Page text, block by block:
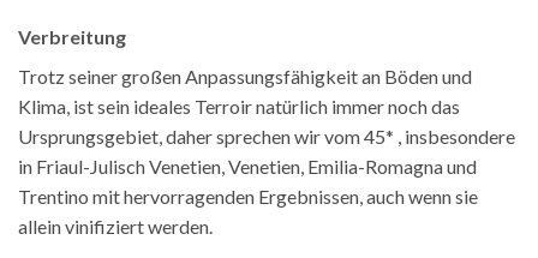
Verbreitung
Trotz seiner großen Anpassungsfähigkeit an Böden und
Klima, ist sein ideales Terroir natürlich immer noch das
Ursprungsgebiet, daher sprechen wir vom 45* , insbesondere
in Friaul-Julisch Venetien, Venetien, Emilia-Romagna und
Trentino mit hervorragenden Ergebnissen, auch wenn sie
allein vinifiziert werden.